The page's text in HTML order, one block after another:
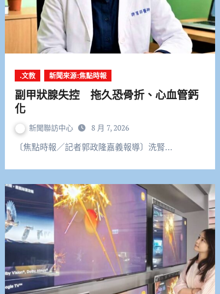
.文教 新聞來源:焦點時報
副甲狀腺失控 拖久恐骨折、心血管鈣
化
新聞聯訪中心 8 月 7, 2026
〔焦點時報／記者郭政隆嘉義報導〕洗腎…